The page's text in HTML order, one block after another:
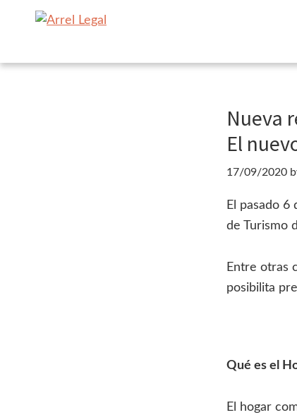
principal
principal
Legal
Nueva
El
17/09/2020
El pasado
de Turismo
Entre otras
posibilita
Qué es el
El hogar